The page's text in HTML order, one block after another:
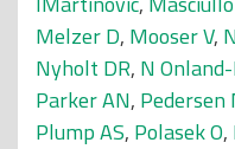
Melzer D, Mooser V,
Nyholt DR, N
Parker AN, Pedersen
Plump AS, Polasek O,